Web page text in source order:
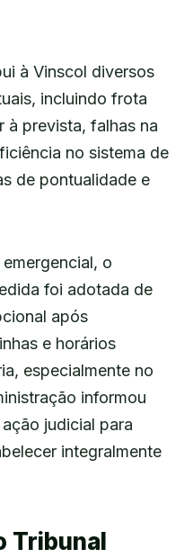
à Vinscol diversos
incluindo frota
à prevista, falhas na
no sistema de
de pontualidade e
o
foi adotada de
após
e horários
especialmente no
informou
judicial para
integralmente
Tribunal